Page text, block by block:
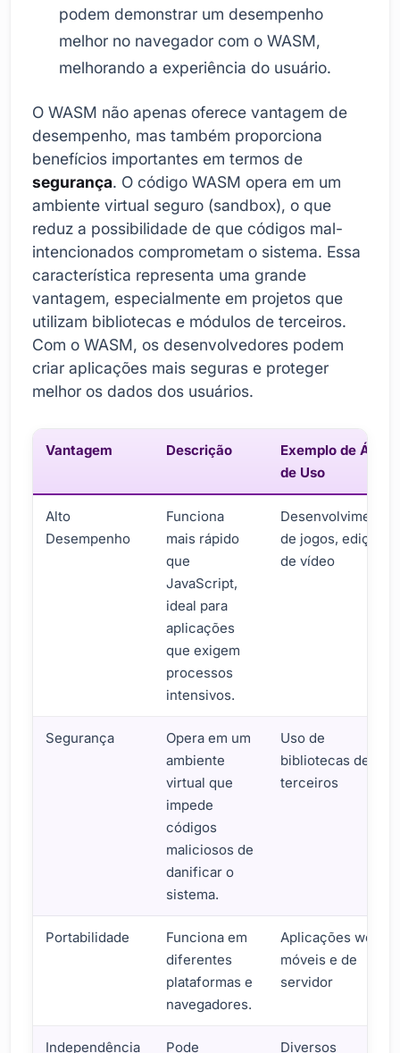
podem demonstrar um desempenho
melhor no navegador com o WASM,
melhorando a experiência do usuário.
O WASM não apenas oferece vantagem de
desempenho, mas também proporciona
benefícios importantes em termos de
segurança. O código WASM opera em um
ambiente virtual seguro (sandbox), o que
reduz a possibilidade de que códigos mal-
intencionados comprometam o sistema. Essa
característica representa uma grande
vantagem, especialmente em projetos que
utilizam bibliotecas e módulos de terceiros.
Com o WASM, os desenvolvedores podem
criar aplicações mais seguras e proteger
melhor os dados dos usuários.
Vantagem Descrição
Exemplo de Área
de Uso
Alto
Desempenho
Funciona
mais rápido
que
JavaScript,
ideal para
aplicações
que exigem
processos
intensivos.
Desenvolvimento
de jogos, edição
de vídeo
Segurança
Opera em um
ambiente
virtual que
impede
códigos
maliciosos de
danificar o
sistema.
Uso de
bibliotecas de
terceiros
Portabilidade
Funciona em
diferentes
plataformas e
navegadores.
Aplicações web,
móveis e de
servidor
Independência Pode Diversos